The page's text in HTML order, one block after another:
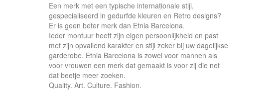
Een merk met een typische internationale stijl,
gespecialiseerd in gedurfde kleuren en Retro designs?
Er is geen beter merk dan Etnia Barcelona.
Ieder montuur heeft zijn eigen persoonlijkheid en past
met zijn opvallend karakter en stijl zeker bij uw dagelijkse
garderobe. Etnia Barcelona is zowel voor mannen als
voor vrouwen een merk dat gemaakt is voor zij die net
dat beetje meer zoeken.
Quality. Art. Culture. Fashion.